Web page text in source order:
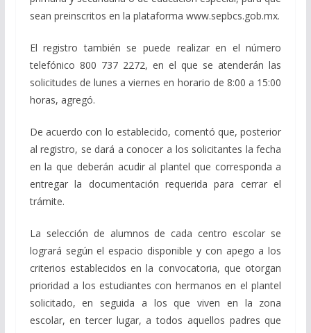
sean preinscritos en la plataforma www.sepbcs.gob.mx.
El registro también se puede realizar en el número
telefónico 800 737 2272, en el que se atenderán las
solicitudes de lunes a viernes en horario de 8:00 a 15:00
horas, agregó.
De acuerdo con lo establecido, comentó que, posterior
al registro, se dará a conocer a los solicitantes la fecha
en la que deberán acudir al plantel que corresponda a
entregar la documentación requerida para cerrar el
trámite.
La selección de alumnos de cada centro escolar se
logrará según el espacio disponible y con apego a los
criterios establecidos en la convocatoria, que otorgan
prioridad a los estudiantes con hermanos en el plantel
solicitado, en seguida a los que viven en la zona
escolar, en tercer lugar, a todos aquellos padres que